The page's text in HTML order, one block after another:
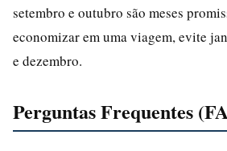
setembro e outubro são meses
economizar em uma viagem, evite
e dezembro.
Perguntas Frequentes